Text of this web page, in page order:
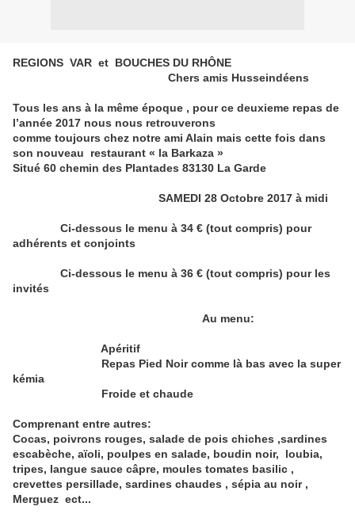
REGIONS VAR et BOUCHES DU RHÔNE
Chers amis Husseindéens
Tous les ans à la même époque , pour ce deuxieme repas de
l’année 2017 nous nous retrouverons
comme toujours chez notre ami Alain mais cette fois dans
son nouveau restaurant « la Barkaza »
Situé 60 chemin des Plantades 83130 La Garde
SAMEDI 28 Octobre 2017 à midi
Ci-dessous le menu à 34 € (tout compris) pour
adhérents et conjoints
Ci-dessous le menu à 36 € (tout compris) pour les
invités
Au menu:
Apéritif
Repas Pied Noir comme là bas avec la super
kémia
Froide et chaude
Comprenant entre autres:
Cocas, poivrons rouges, salade de pois chiches ,sardines
escabèche, aïoli, poulpes en salade, boudin noir, loubia,
tripes, langue sauce câpre, moules tomates basilic ,
crevettes persillade, sardines chaudes , sépia au noir ,
Merguez ect...